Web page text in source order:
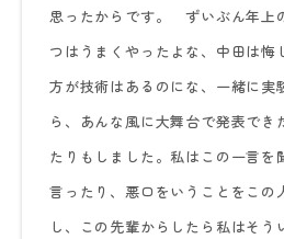
思ったからです。 ずいぶん年上
つはうまくやったよな、中田は悔
方が技術はあるのにな、一緒に実
ら、あんな風に大舞台で発表でき
たりもしました。私はこの一言を
言ったり、悪口をいうことをこの
し、この先輩からしたら私はそう